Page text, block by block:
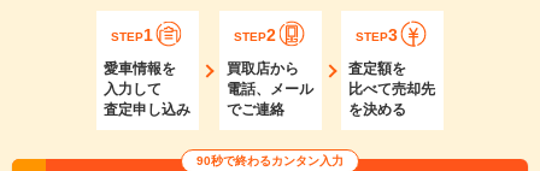
STEP1
愛車情報を
入力して
査定申し込み
STEP2
買取店から
電話、メール
でご連絡
STEP3
査定額を
比べて売却先
を決める
90秒で終わるカンタン入力